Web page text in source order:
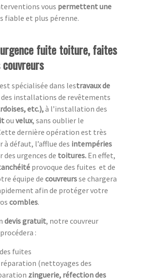
vous permettent une
fiable et plus pérenne.
fuite toiture, faites
spécialisée dans lestravaux de
installations de revêtements
etc.),à l’installation des
ou velux, sans oublier le
dernière opération est très
défaut, l’afflue des intempéries
des urgences de toitures. En effet,
provoque des fuites et de
équipe decouvreursse chargera
afin de protéger votre
combles.
devis gratuit, notre couvreur
:
fuites
réparation (nettoyages des
zinguerie, réfection des